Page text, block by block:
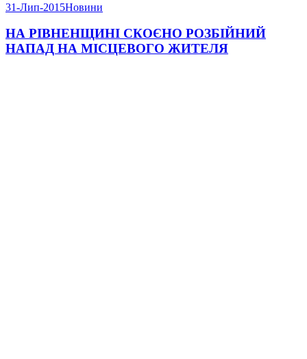
31-Лип-2015Новини
НА РІВНЕНЩИНІ СКОЄНО РОЗБІЙНИЙ
НАПАД НА МІСЦЕВОГО ЖИТЕЛЯ